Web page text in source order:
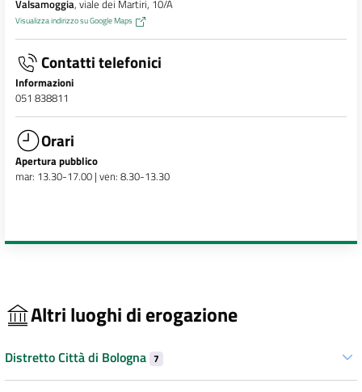
Valsamoggia, viale dei Martiri, 10/A
Visualizza indirizzo su Google Maps
Contatti telefonici
Informazioni
051 838811
Orari
Apertura pubblico
mar: 13.30-17.00 | ven: 8.30-13.30
Altri luoghi di erogazione
Distretto Città di Bologna 7